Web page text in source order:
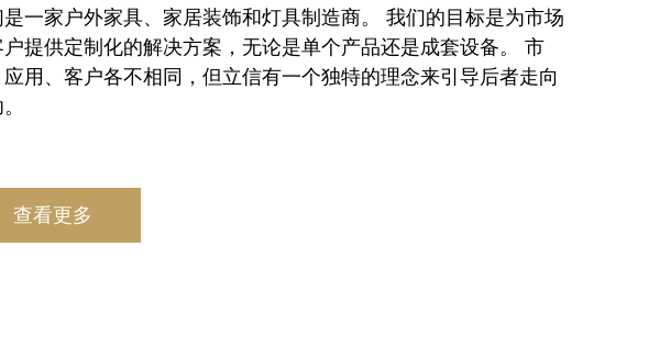
一家户外家具、家居装饰和灯具制造商。 我们的目标是为市场
提供定制化的解决方案，无论是单个产品还是成套设备。 市
用、客户各不相同，但立信有一个独特的理念来引导后者走向
查看更多